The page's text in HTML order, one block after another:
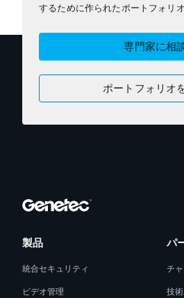
するために作られたポートフォリ
専門家に相
ポートフォリオ
製品
統合セキュリティ
ビデオ管理
パ
チ
技